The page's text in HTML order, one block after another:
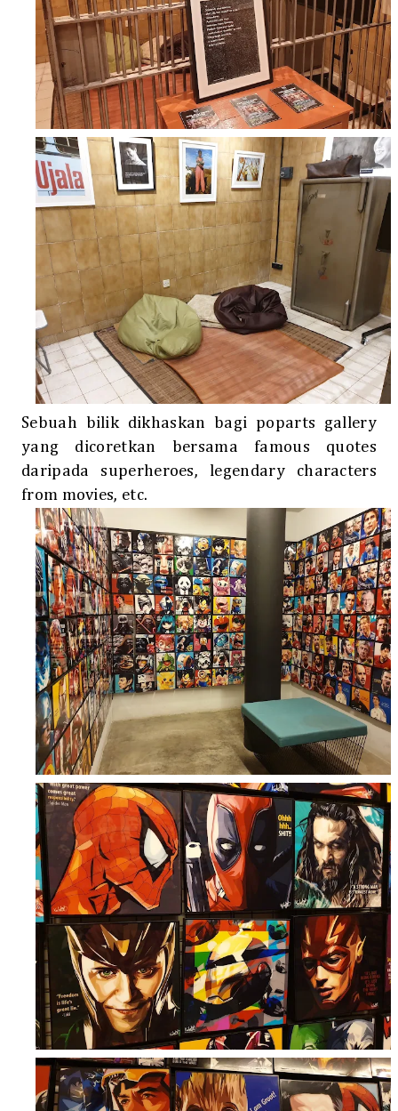
Sebuah bilik dikhaskan bagi poparts gallery
yang dicoretkan bersama famous quotes
daripada superheroes, legendary characters
from movies, etc.